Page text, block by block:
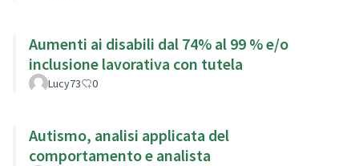
Aumenti ai disabili dal 74% al 99 % e/o
inclusione lavorativa con tutela
Lucy73 0
Autismo, analisi applicata del
comportamento e analista